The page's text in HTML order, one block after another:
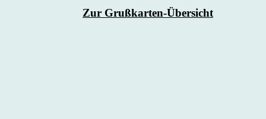
Zur Grußkarten-Übersicht